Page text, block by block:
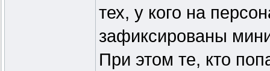
тех, у кого на
зафиксированы
При этом те, кто